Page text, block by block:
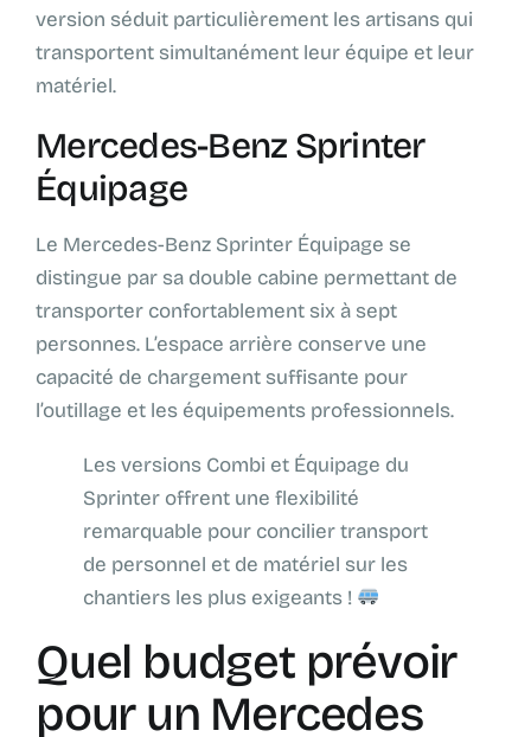
version séduit particulièrement les artisans qui
transportent simultanément leur équipe et leur
matériel.
Mercedes-Benz Sprinter
Équipage
Le Mercedes-Benz Sprinter Équipage se
distingue par sa double cabine permettant de
transporter confortablement six à sept
personnes. L’espace arrière conserve une
capacité de chargement suffisante pour
l’outillage et les équipements professionnels.
Les versions Combi et Équipage du
Sprinter offrent une flexibilité
remarquable pour concilier transport
de personnel et de matériel sur les
chantiers les plus exigeants !
Quel budget prévoir
pour un Mercedes